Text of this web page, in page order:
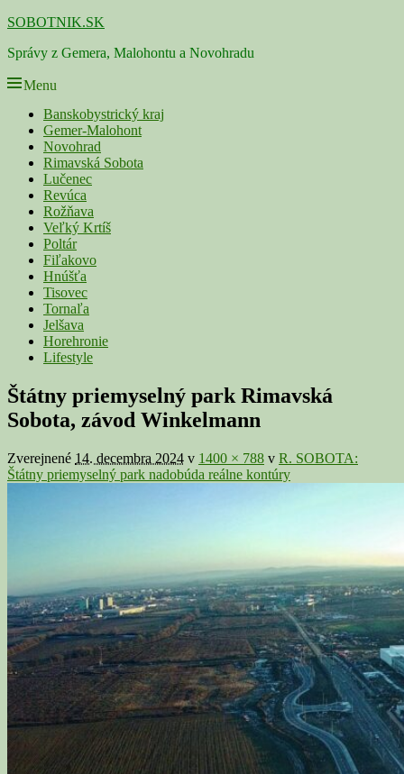
Skip
content
SOBOTNIK.SK
Správy z Gemera, Malohontu a Novohradu
Menu
Primárne
menu
Banskobystrický kraj
Gemer-Malohont
Novohrad
Rimavská Sobota
Lučenec
Revúca
Rožňava
Veľký Krtíš
Poltár
Fiľakovo
Hnúšťa
Tisovec
Tornaľa
Jelšava
Horehronie
Lifestyle
Navigácia
v
galérii
Štátny priemyselný park Rimavská
Sobota, závod Winkelmann
Zverejnené 14. decembra 2024 v 1400 × 788 v R. SOBOTA:
Štátny priemyselný park nadobúda reálne kontúry